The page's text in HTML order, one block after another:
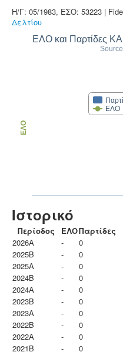
Η/Γ: 05/1983, ΕΣΟ: 53223 |
Δελτίου
ΕΛΟ και Παρτίδες
ΕΛΟ
ΕΛΟ
Ιστορικό
Περίοδος ΕΛΟΠαρτίδες
2026A
-
0
2025B
-
0
2025A
-
0
2024B
-
0
2024A
-
0
2023B
-
0
2023Α
-
0
2022B
-
0
2022A
-
0
2021B
- 0